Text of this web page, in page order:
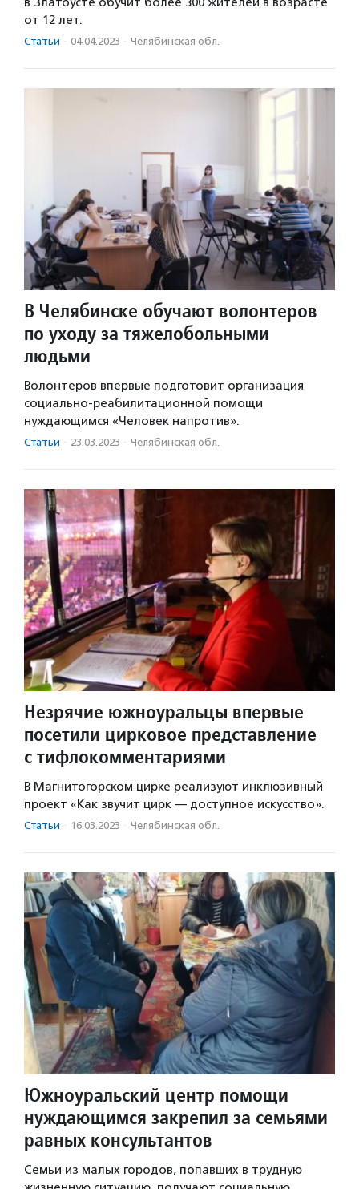
от 12 лет.
Статьи · 04.04.2023 · Челябинская обл.
В Челябинске обучают волонтеров
по уходу за тяжелобольными
людьми
Волонтеров впервые подготовит организация
социально-реабилитационной помощи
нуждающимся «Человек напротив».
Статьи · 23.03.2023 · Челябинская обл.
Незрячие южноуральцы впервые
посетили цирковое представление
с тифлокомментариями
В Магнитогорском цирке реализуют инклюзивный
проект «Как звучит цирк — доступное искусство».
Статьи · 16.03.2023 · Челябинская обл.
Южноуральский центр помощи
нуждающимся закрепил за семьями
равных консультантов
Семьи из малых городов, попавших в трудную